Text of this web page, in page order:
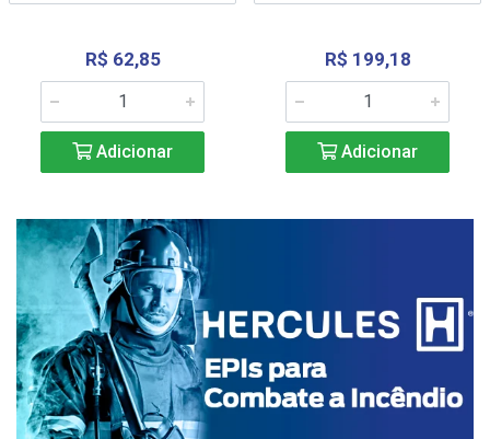
R$ 62,85
Adicionar
R$ 199,18
Adicionar